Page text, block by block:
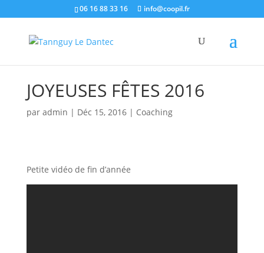
06 16 88 33 16 info@coopil.fr
JOYEUSES FÊTES 2016
par admin | Déc 15, 2016| Coaching
Petite vidéo de fin d’année